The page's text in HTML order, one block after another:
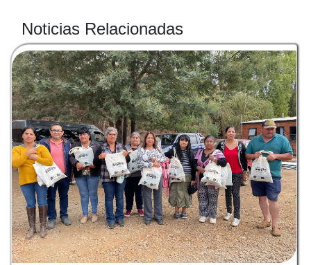
Noticias Relacionadas